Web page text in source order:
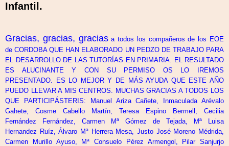
Infantil.
Gracias, gracias, graciasa todos los compañeros de los EOE
de CORDOBA QUE HAN ELABORADO UN PEDZO DE TRABAJO PARA
EL DESARROLLO DE LAS TUTORÍAS EN PRIMARIA. EL RESULTADO
ES ALUCINANTE Y CON SU PERMISO OS LO IREMOS
PRESENTADO. ES LO MEJOR Y DE MÁS AYUDA QUE ESTE AÑO
PUEDO LLEVAR A MIS CENTROS. MUCHAS GRACIAS A TODOS LOS
QUE PARTICIPÁSTERIS: Manuel Ariza Cañete, Inmaculada Arévalo
Gahete, Cosme Cabello Martín, Teresa Espino Bermell, Cecilia
Fernández Fernández, Carmen Mª Gómez de Tejada, Mª Luisa
Hernandez Ruíz, Álvaro Mª Herrera Mesa, Justo José Moreno Médrida,
Carmen Murillo Ayuso, Mª Consuelo Pérez Armengol, Pilar Sanjurjo